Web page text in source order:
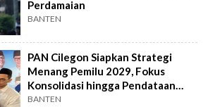
Perdamaian
BANTEN
PAN Cilegon Siapkan Strategi
Menang Pemilu 2029, Fokus
Konsolidasi hingga Pendataan
Relawan
BANTEN